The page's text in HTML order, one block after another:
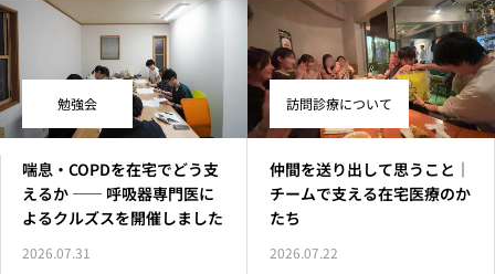
勉強会
喘息・COPDを在宅でどう支
えるか ―― 呼吸器専門医に
よるクルズスを開催しました
2026.07.31
訪問診療について
仲間を送り出して思うこと｜
チームで支える在宅医療のか
たち
2026.07.22